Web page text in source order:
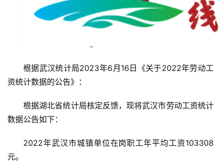
根据武汉统计局2023年6月16日《关于2022年劳动工
资统计数据的公告》：
根据湖北省统计局核定反馈，现将武汉市劳动工资统计
数据公告如下：
2022年武汉市城镇单位在岗职工年平均工资103308
元。